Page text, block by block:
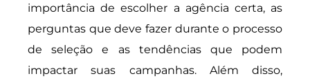
importância de escolher a agência certa, as
perguntas que deve fazer durante o processo
de seleção e as tendências que podem
impactar suas campanhas. Além disso,